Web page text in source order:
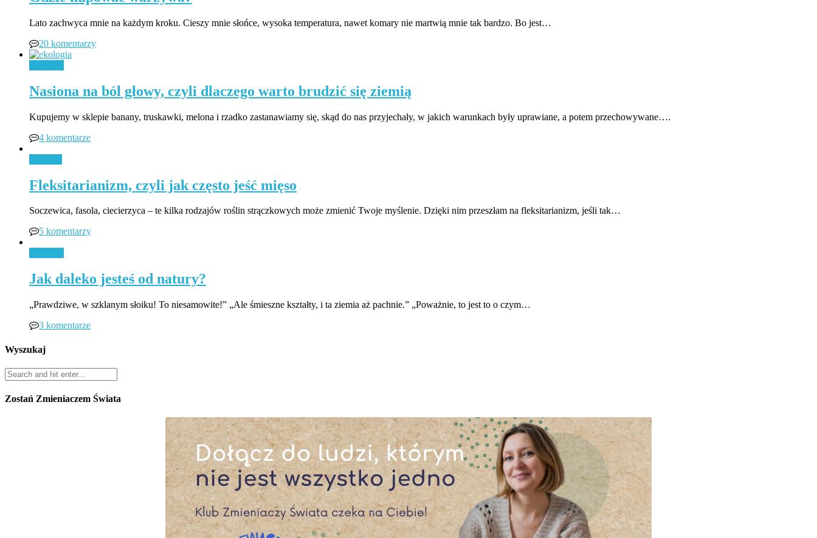
Lato zachwyca mnie na każdym kroku. Cieszy mnie słońce, wysoka temperatura, nawet komary nie martwią mnie tak bardzo. Bo jest…
20 komentarzy
Nasiona na ból głowy, czyli dlaczego warto brudzić się ziemią
Kupujemy w sklepie banany, truskawki, melona i rzadko zastanawiamy się, skąd do nas przyjechały, w jakich warunkach były uprawiane, a potem przechowywane….
4 komentarze
Fleksitarianizm, czyli jak często jeść mięso
Soczewica, fasola, ciecierzyca – te kilka rodzajów roślin strączkowych może zmienić Twoje myślenie. Dzięki nim przeszłam na fleksitarianizm, jeśli tak…
5 komentarzy
Jak daleko jesteś od natury?
„Prawdziwe, w szklanym słoiku! To niesamowite!” „Ale śmieszne kształty, i ta ziemia aż pachnie.” „Poważnie, to jest to o czym…
3 komentarze
Wyszukaj
Zostań Zmieniaczem Świata